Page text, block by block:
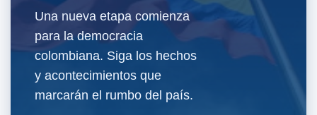
Una nueva etapa comienza
para la democracia
colombiana. Siga los hechos
y acontecimientos que
marcarán el rumbo del país.